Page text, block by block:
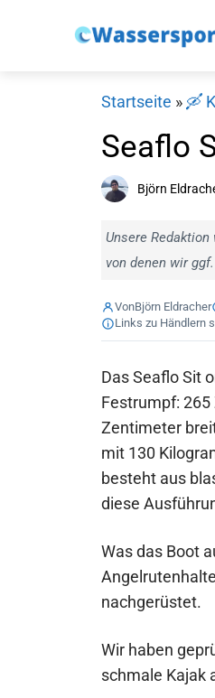
Startseite » 🛶
Seaflo
Björn
Unsere
von denen wir
VonBjörn Eldracher
Links zu Händlern
Das Seaflo Sit
Festrumpf:
Zentimeter
mit 130
besteht aus
diese
Was das Boot
nachgerüstet.
Wir haben
schmale Kajak